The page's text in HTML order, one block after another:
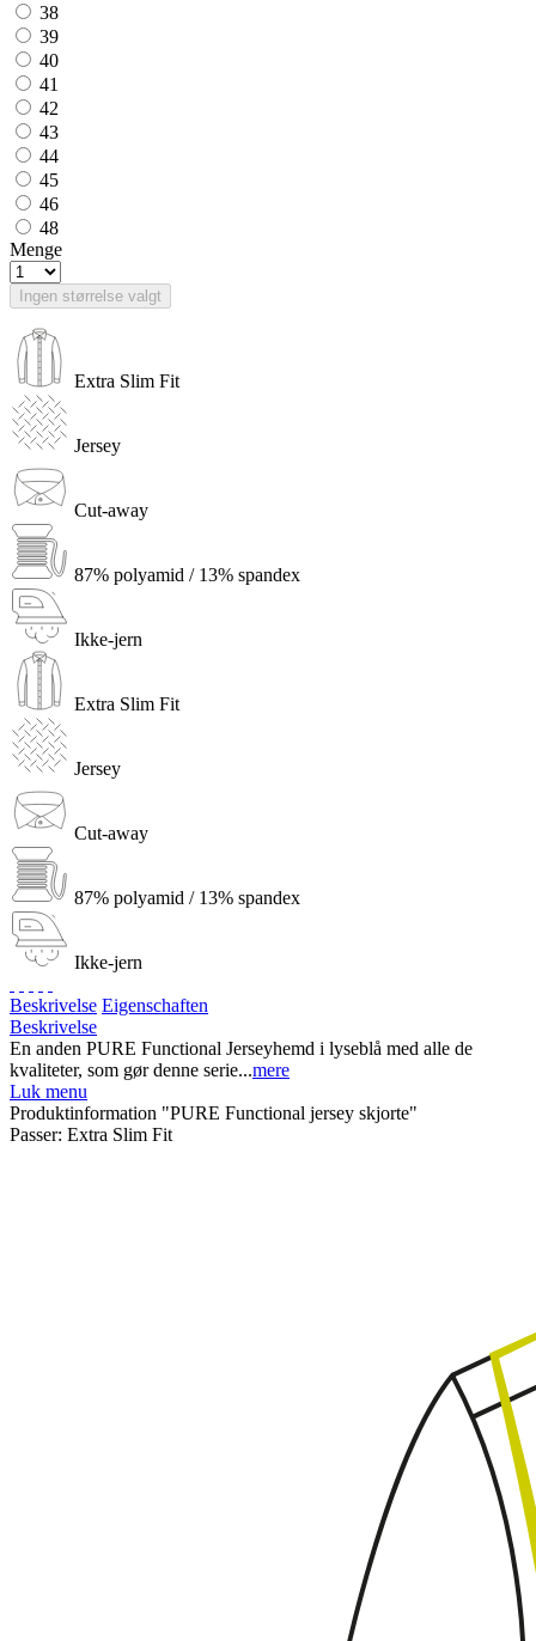
38
39
40
41
42
43
44
45
46
48
Menge
Ingen størrelse valgt
Extra Slim Fit
Jersey
Cut-away
87% polyamid / 13% spandex
Ikke-jern
Extra Slim Fit
Jersey
Cut-away
87% polyamid / 13% spandex
Ikke-jern
Beskrivelse Eigenschaften
Beskrivelse
En anden PURE Functional Jerseyhemd i lyseblå med alle de
kvaliteter, som gør denne serie...mere
Luk menu
Produktinformation "PURE Functional jersey skjorte"
Passer: Extra Slim Fit